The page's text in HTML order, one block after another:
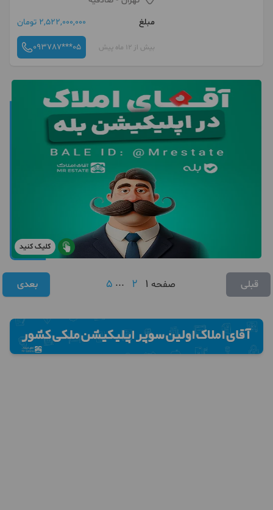
مبلغ
2,522,000,000 تومان
بیش از 12 ماه پیش 093787***05
کلیک کنید
قبلی صفحه 1
2
...
5 بعدی